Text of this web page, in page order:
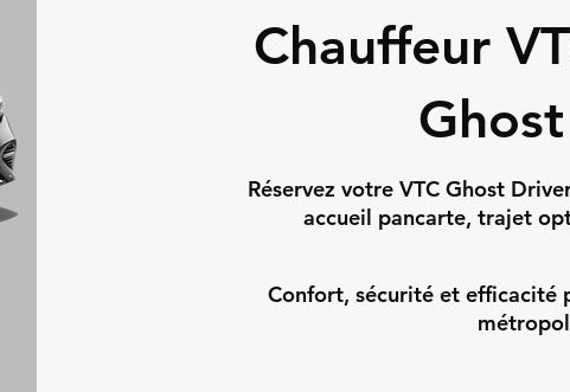
Chauffeur
Réservez votre VTC Ghost
accueil pancarte, trajet
Confort, sécurité et efficacité